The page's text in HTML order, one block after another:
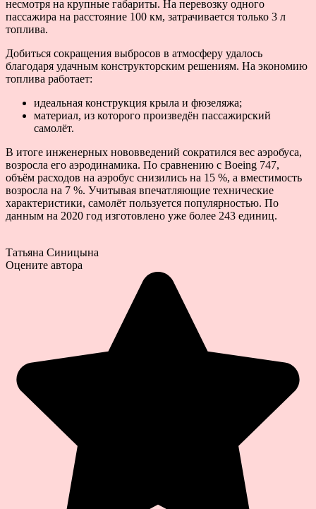
несмотря на крупные габариты. На перевозку одного
пассажира на расстояние 100 км, затрачивается только 3 л
топлива.
Добиться сокращения выбросов в атмосферу удалось
благодаря удачным конструкторским решениям. На экономию
топлива работает:
идеальная конструкция крыла и фюзеляжа;
материал, из которого произведён пассажирский
самолёт.
В итоге инженерных нововведений сократился вес аэробуса,
возросла его аэродинамика. По сравнению с Boeing 747,
объём расходов на аэробус снизились на 15 %, а вместимость
возросла на 7 %. Учитывая впечатляющие технические
характеристики, самолёт пользуется популярностью. По
данным на 2020 год изготовлено уже более 243 единиц.
Татьяна Синицына
Оцените автора